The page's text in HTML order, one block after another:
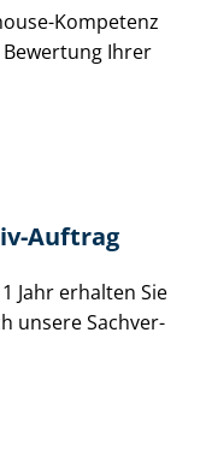
Kompetenz
Ihrer
Auftrag
Jahr erhalten Sie
unsere Sach­ver­